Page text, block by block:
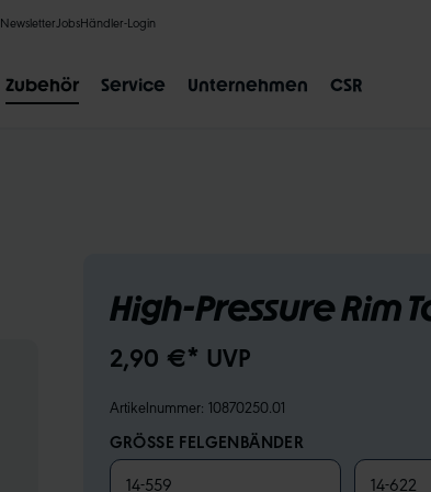
Newsletter JobsHändler-Login
Zubehör Service Unternehmen CSR
GRÖSSENBEZEICHNUNG
High-Pressure Rim
2,90 €* UVP
Artikelnummer: 10870250.01
GRÖSSE FELGENBÄNDER
14-559 14-622